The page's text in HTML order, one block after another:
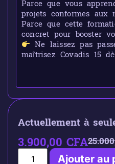
Parce que vous
projets conformes aux
Parce que cette
concret pour booster
Ne laissez pas
maîtrisez Covadis 15
Actuellement à
3.900,00CFA
Ajouter au